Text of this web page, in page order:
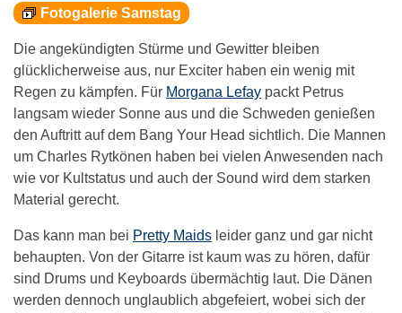
Fotogalerie Samstag
Die angekündigten Stürme und Gewitter bleiben
glücklicherweise aus, nur Exciter haben ein wenig mit
Regen zu kämpfen. Für Morgana Lefay packt Petrus
langsam wieder Sonne aus und die Schweden genießen
den Auftritt auf dem Bang Your Head sichtlich. Die Mannen
um Charles Rytkönen haben bei vielen Anwesenden nach
wie vor Kultstatus und auch der Sound wird dem starken
Material gerecht.
Das kann man bei Pretty Maids leider ganz und gar nicht
behaupten. Von der Gitarre ist kaum was zu hören, dafür
sind Drums und Keyboards übermächtig laut. Die Dänen
werden dennoch unglaublich abgefeiert, wobei sich der